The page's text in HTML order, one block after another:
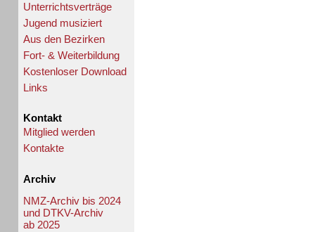
Unterrichtsverträge
Jugend musiziert
Aus den Bezirken
Fort- & Weiterbildung
Kostenloser Download
Links
Kontakt
Mitglied werden
Kontakte
Archiv
NMZ-Archiv bis 2024
und DTKV-Archiv
ab 2025